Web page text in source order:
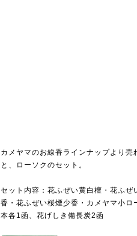
カメヤマのお線香ラインナップより売
と、ローソクのセット。
セット内容：花ふぜい黄白檀・花ふぜ
香・花ふぜい桜煙少香・カメヤマ小ロ
本各1函、花げしき備長炭2函